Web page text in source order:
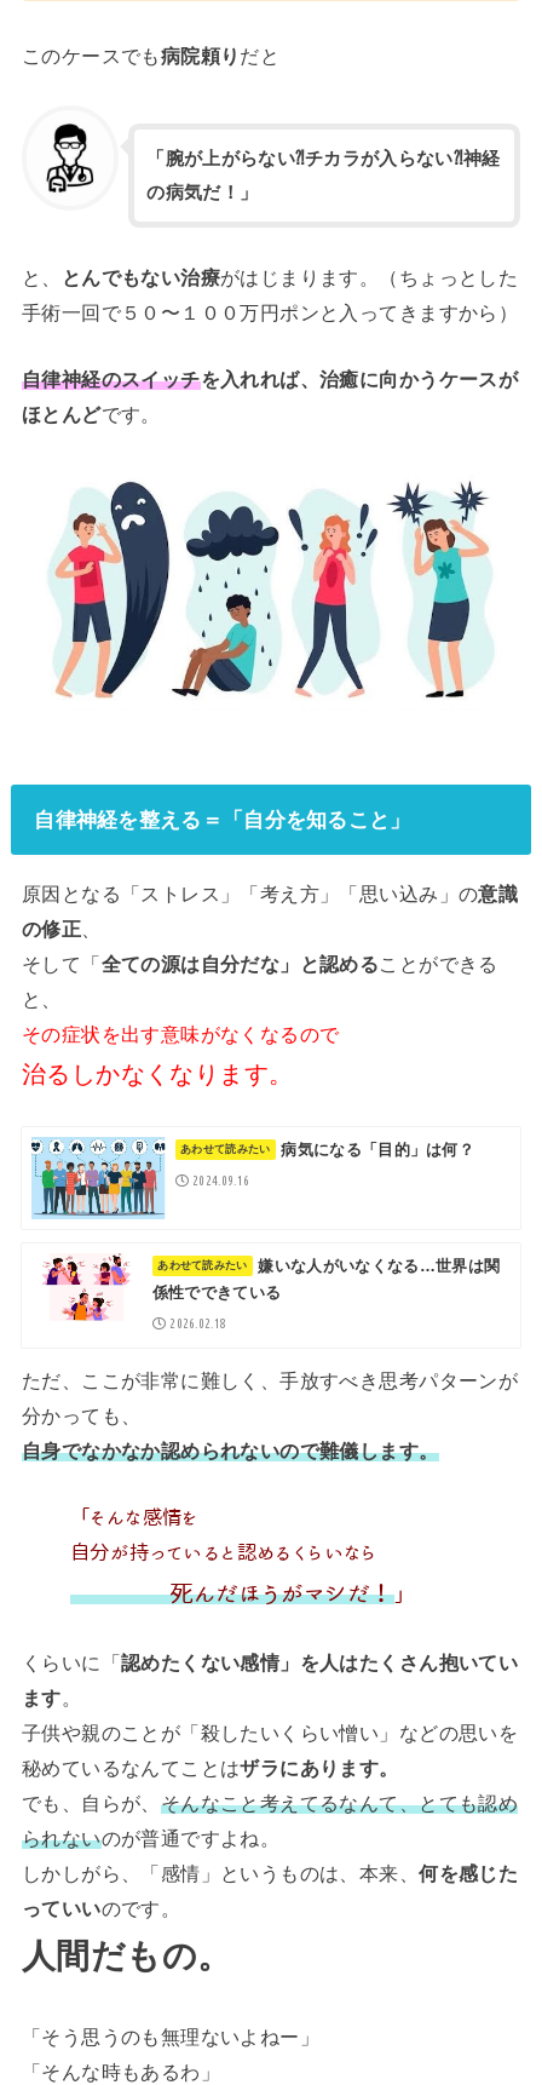
このケースでも病院頼り だと
「腕が上がらない⁈チカラが入らない⁈神経
の病気だ！」
と、 とんでもない治療がはじまります。（ちょっとした
手術一回で５０〜１００万円ポンと入ってきますから）
自律神経のスイッチを入れれば、治癒に向かうケースが
ほとんどです。
自律神経を整える＝「自分を知ること」
原因となる「ストレス」「考え方」「思い込み」の意識
の修正
そして「全ての源は自分だな」と認めることができる
と、
その症状を出す意味がなくなるので
治るしかなくなります。
病気になる「目的」は何？
2024.09.16
嫌いな人がいなくなる…世界は関
係性でできている
2026.02.18
ただ、ここが非常に難しく、手放すべき思考パターンが
分かっても、
自身でなかなか認められないので難儀します。
「そんな感情を
自分が持っていると認めるくらいなら
死んだほうがマシだ！」
くらいに「 認めたくない感情」を人はたくさん抱いてい
ます。
子供や親のことが「殺したいくらい憎い」などの思いを
秘めているなんてことはザラにあります。
でも、自らが、 そんなこと考えてるなんて、とても認め
られないのが普通ですよね。
しかしがら、「感情」というものは、本来、何を感じた
っていいのです。
人間だもの。
「そう思うのも無理ないよねー」
「そんな時もあるわ」